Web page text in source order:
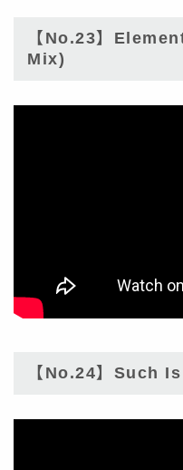
【No.23】
Mix)
【No.24】Such